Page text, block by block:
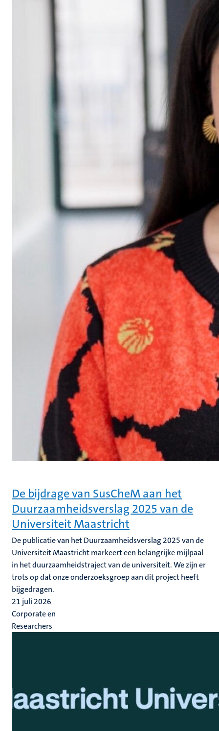
De bijdrage van SusCheM aan het
Duurzaamheidsverslag 2025 van de
Universiteit Maastricht
De publicatie van het Duurzaamheidsverslag 2025 van de
Universiteit Maastricht markeert een belangrijke mijlpaal
in het duurzaamheidstraject van de universiteit. We zijn er
trots op dat onze onderzoeksgroep aan dit project heeft
bijgedragen.
21 juli 2026
Corporate en
Researchers